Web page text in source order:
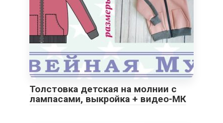
Толстовка детская на молнии с
лампасами, выкройка + видео-МК